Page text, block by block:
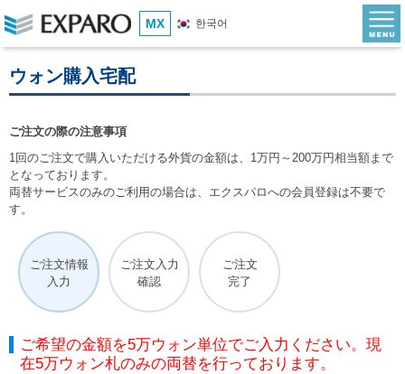
MX 한국어
ウォン購入宅配
ご注文の際の注意事項
1回のご注文で購入いただける外貨の金額は、1万円～200万円相当額まで
となっております。
両替サービスのみのご利用の場合は、エクスパロへの会員登録は不要で
す。
ご注文情報
入力
ご注文入力
確認
ご注文
完了
ご希望の金額を5万ウォン単位でご入力ください。現
在5万ウォン札のみの両替を行っております。